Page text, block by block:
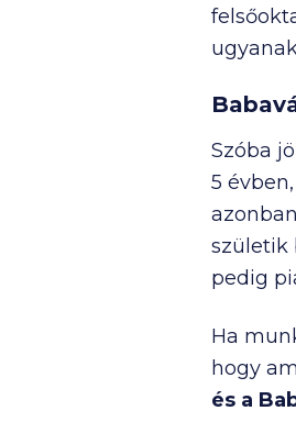
Szóba
5
azonban
születik
pedig
Ha
hogy
és a